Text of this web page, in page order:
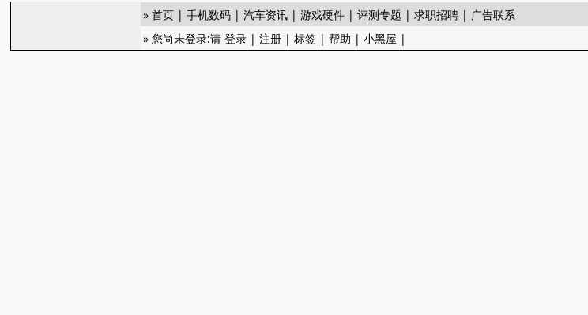
»首页 |手机数码 |汽车资讯 |游戏硬件 |评测专题 |求职招聘 | 广告联系
» 您尚未登录:请登录 |注册 |标签 |帮助 |小黑屋 |